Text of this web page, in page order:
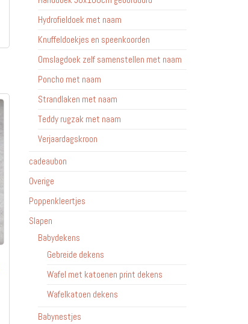
Hydrofieldoek met naam
Knuffeldoekjes en speenkoorden
Omslagdoek zelf samenstellen met naam
Poncho met naam
Strandlaken met naam
Teddy rugzak met naam
Verjaardagskroon
cadeaubon
Overige
Poppenkleertjes
Slapen
Babydekens
Gebreide dekens
Wafel met katoenen print dekens
Wafelkatoen dekens
Babynestjes